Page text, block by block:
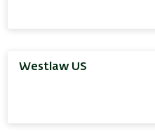
Westlaw US